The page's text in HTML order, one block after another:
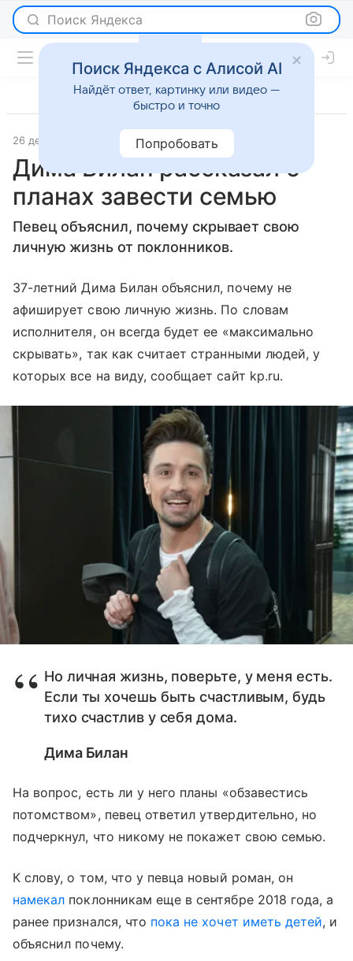
Поиск Яндекса
26 декабря 2018 Газета.Ру Светская жизнь
Дима Билан рассказал о
планах завести семью
Певец объяснил, почему скрывает свою
личную жизнь от поклонников.
37-летний Дима Билан объяснил, почему не
афиширует свою личную жизнь. По словам
исполнителя, он всегда будет ее «максимально
скрывать», так как считает странными людей, у
которых все на виду, сообщает сайт kp.ru.
Но личная жизнь, поверьте, у меня есть.
Если ты хочешь быть счастливым, будь
тихо счастлив у себя дома.
Дима Билан
На вопрос, есть ли у него планы «обзавестись
потомством», певец ответил утвердительно, но
подчеркнул, что никому не покажет свою семью.
К слову, о том, что у певца новый роман, он
намекал поклонникам еще в сентябре 2018 года, а
ранее признался, что пока не хочет иметь детей, и
объяснил почему.
Поиск Яндекса с Алисой AI
Найдёт ответ, картинку или видео —
быстро и точно
Попробовать